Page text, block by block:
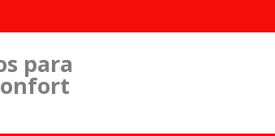
para